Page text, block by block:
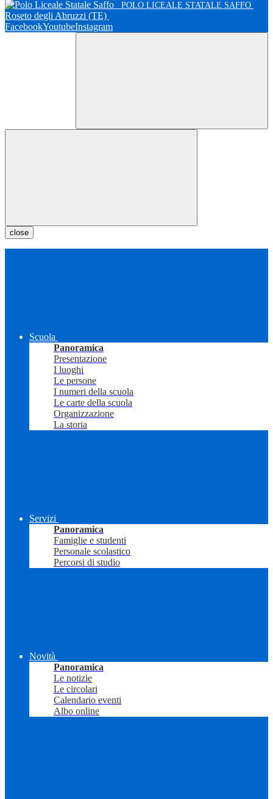
POLO LICEALE STATALE SAFFO
Roseto degli Abruzzi (TE)
FacebookYoutubeInstagram
close
Scuola
Panoramica
Presentazione
I luoghi
Le persone
I numeri della scuola
Le carte della scuola
Organizzazione
La storia
Servizi
Panoramica
Famiglie e studenti
Personale scolastico
Percorsi di studio
Novità
Panoramica
Le notizie
Le circolari
Calendario eventi
Albo online